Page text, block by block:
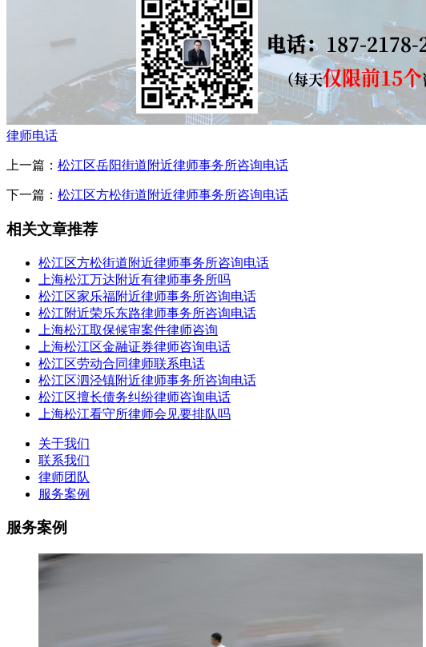
律师电话
上一篇： 松江区岳阳街道附近律师事务所咨询电话
下一篇： 松江区方松街道附近律师事务所咨询电话
相关文章推荐
松江区方松街道附近律师事务所咨询电话
上海松江万达附近有律师事务所吗
松江区家乐福附近律师事务所咨询电话
松江附近荣乐东路律师事务所咨询电话
上海松江取保候审案件律师咨询
上海松江区金融证券律师咨询电话
松江区劳动合同律师联系电话
松江区泗泾镇附近律师事务所咨询电话
松江区擅长债务纠纷律师咨询电话
上海松江看守所律师会见要排队吗
关于我们
联系我们
律师团队
服务案例
服务案例